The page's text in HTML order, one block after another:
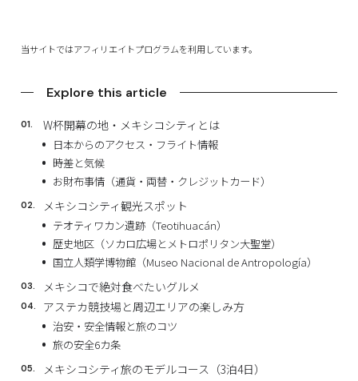
当サイトではアフィリエイトプログラムを利用しています。
Explore this article
W杯開幕の地・メキシコシティとは
日本からのアクセス・フライト情報
時差と気候
お財布事情（通貨・両替・クレジットカード）
メキシコシティ観光スポット
テオティワカン遺跡（Teotihuacán）
歴史地区（ソカロ広場とメトロポリタン大聖堂）
国立人類学博物館（Museo Nacional de Antropología）
メキシコで絶対食べたいグルメ
アステカ競技場と周辺エリアの楽しみ方
治安・安全情報と旅のコツ
旅の安全6カ条
メキシコシティ旅のモデルコース（3泊4日）